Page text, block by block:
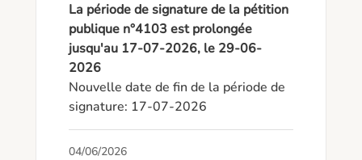
La période de signature de la pétition
publique n°4103 est prolongée
jusqu'au 17-07-2026, le 29-06-
2026
Nouvelle date de fin de la période de
signature: 17-07-2026
04/06/2026